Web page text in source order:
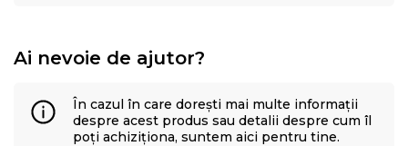
Ai nevoie de ajutor?
În cazul în care dorești mai multe informații
despre acest produs sau detalii despre cum îl
poți achiziționa, suntem aici pentru tine.